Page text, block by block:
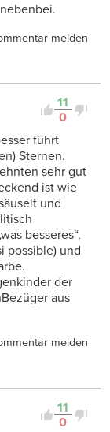
melden
11
0
führt
Sternen.
sehr gut
ist wie
und
besseres“,
possible) und
der
aus
melden
11
0